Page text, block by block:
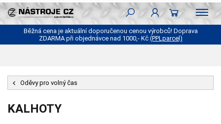
Běžná cena je aktuální doporučenou cenou výrobců! Doprava
ZDARMA při objednávce nad 1000,- Kč (PPLparcel)
Oděvy pro volný čas
KALHOTY